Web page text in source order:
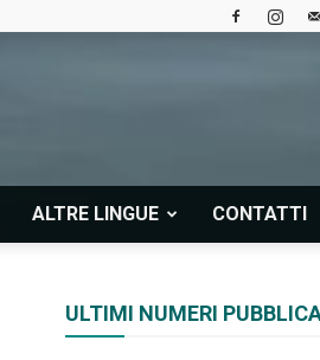
ALTRE LINGUE CONTATTI
ULTIMI NUMERI